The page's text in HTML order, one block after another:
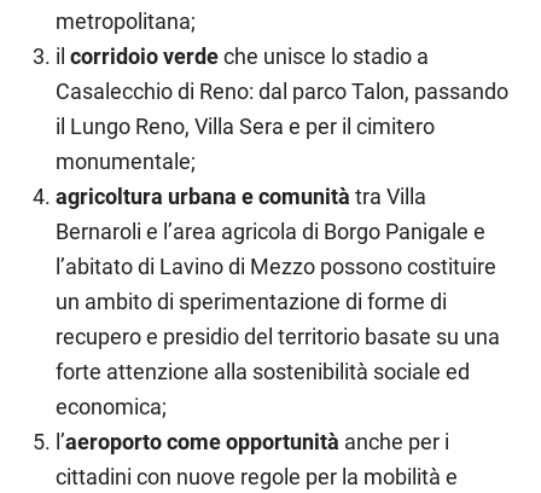
metropolitana;
ilcorridoio verdeche unisce lo stadio a
Casalecchio di Reno: dal parco Talon, passando
il Lungo Reno, Villa Sera e per il cimitero
monumentale;
agricoltura urbana e comunità tra Villa
Bernaroli e l’area agricola di Borgo Panigale e
l’abitato di Lavino di Mezzo possono costituire
un ambito di sperimentazione di forme di
recupero e presidio del territorio basate su una
forte attenzione alla sostenibilità sociale ed
economica;
l’aeroporto come opportunità anche per i
cittadini con nuove regole per la mobilità e